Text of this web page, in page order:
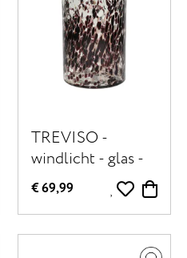
TREVISO -
windlicht - glas -
DIA 18 x H 25,5
cm - zwart
€ 69,99